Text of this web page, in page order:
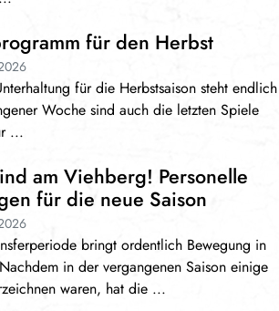
für den Herbst
für die Herbstsaison steht endlich
Woche sind auch die letzten Spiele
...
am Viehberg! Personelle
für die neue Saison
bringt ordentlich Bewegung in
in der vergangenen Saison einige
waren, hat die ...